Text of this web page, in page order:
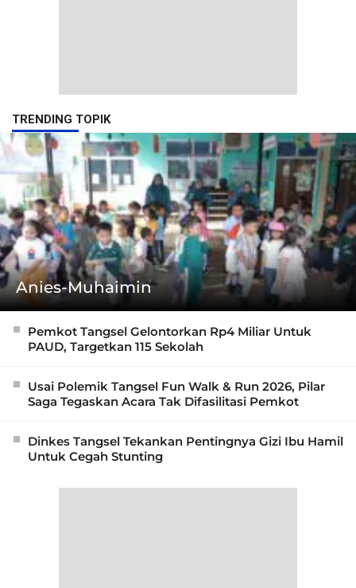
TRENDING TOPIK
Anies-Muhaimin
Pemkot Tangsel Gelontorkan Rp4 Miliar Untuk
PAUD, Targetkan 115 Sekolah
Usai Polemik Tangsel Fun Walk & Run 2026, Pilar
Saga Tegaskan Acara Tak Difasilitasi Pemkot
Dinkes Tangsel Tekankan Pentingnya Gizi Ibu Hamil
Untuk Cegah Stunting